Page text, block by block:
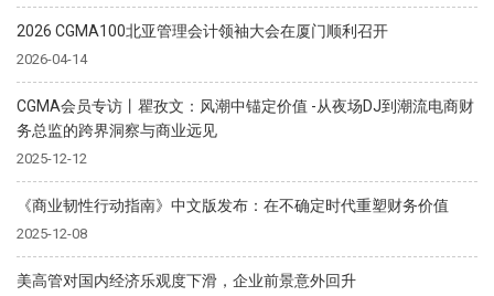
2026 CGMA100北亚管理会计领袖大会在厦门顺利召开
2026-04-14
CGMA会员专访丨瞿孜文：风潮中锚定价值 -从夜场DJ到潮流电商财
务总监的跨界洞察与商业远见
2025-12-12
《商业韧性行动指南》中文版发布：在不确定时代重塑财务价值
2025-12-08
美高管对国内经济乐观度下滑，企业前景意外回升